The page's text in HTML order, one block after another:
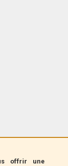
offrir une